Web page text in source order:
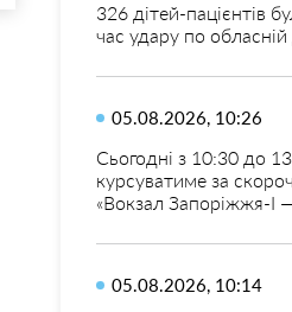
326 дітей-пацієнтів
час удару по обласній
05.08.2026, 10:26
Сьогодні з 10:30 до
курсуватиме за
«Вокзал Запоріжжя-I
05.08.2026, 10:14